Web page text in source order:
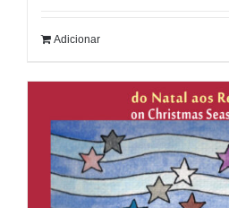
Adicionar